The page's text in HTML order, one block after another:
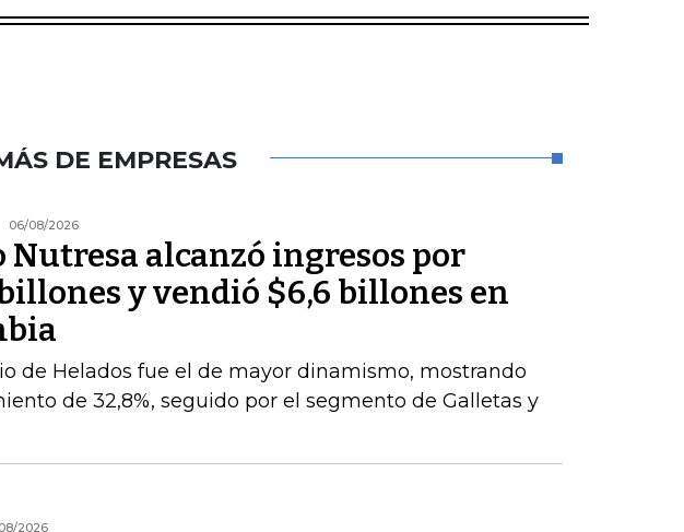
DE EMPRESAS
06/08/2026
Nutresa alcanzó ingresos por
y vendió $6,6 billones en
de Helados fue el de mayor dinamismo, mostrando
de 32,8%, seguido por el segmento de Galletas y
2026